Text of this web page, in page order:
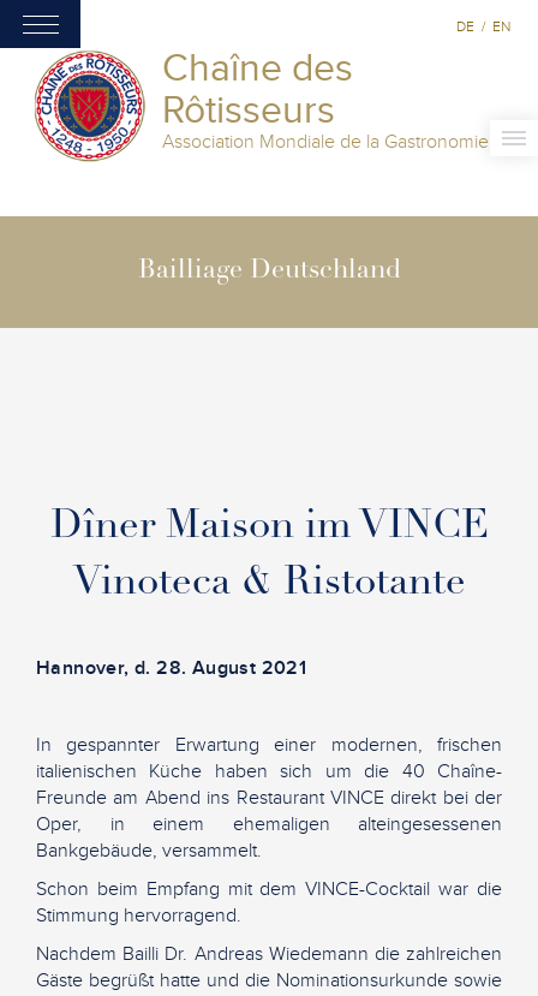
Chaîne des
Rôtisseurs
Association Mondiale de la Gastronomie
DE / EN
Bailliage Deutschland
Dîner Maison im VINCE
Vinoteca & Ristotante
Hannover, d. 28. August 2021
In gespannter Erwartung einer modernen, frischen
italienischen Küche haben sich um die 40 Chaîne-
Freunde am Abend ins Restaurant VINCE direkt bei der
Oper, in einem ehemaligen alteingesessenen
Bankgebäude, versammelt.
Schon beim Empfang mit dem VINCE-Cocktail war die
Stimmung hervorragend.
Nachdem Bailli Dr. Andreas Wiedemann die zahlreichen
Gäste begrüßt hatte und die Nominationsurkunde sowie